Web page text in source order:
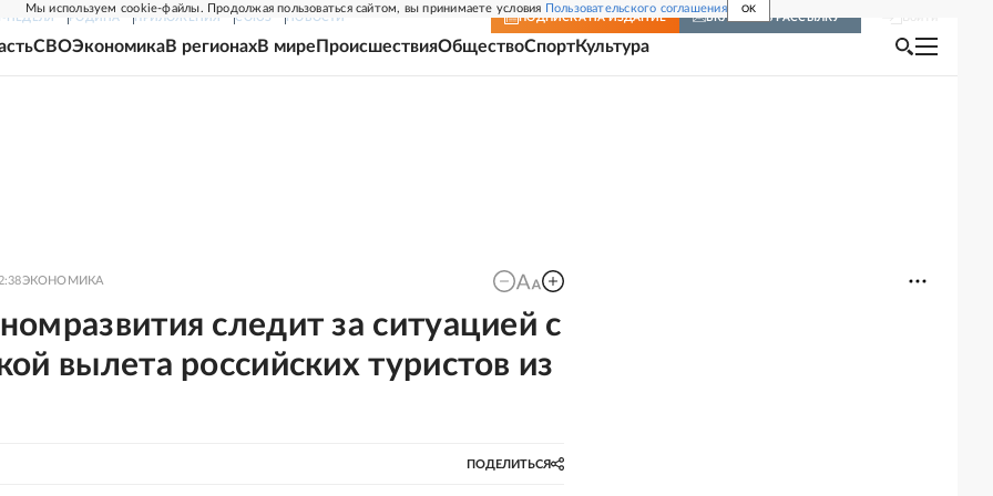
Мы используем cookie-файлы. Продолжая пользоваться сайтом, вы принимаете условия Пользовательского соглашения OK
НЕДЕЛЯ РОДИНА ПРИЛОЖЕНИЯ СОЮЗ НОВОСТИ ПОДПИСКА НА ИЗДАНИЕ ВКЛЮЧИТЬ РАССЫЛКУ
СВОЭкономикаВ регионахВ мире ПроисшествияОбществоСпортКультура
ЭКОНОМИКА
следит за ситуацией с
вылета российских туристов из
ПОДЕЛИТЬСЯ